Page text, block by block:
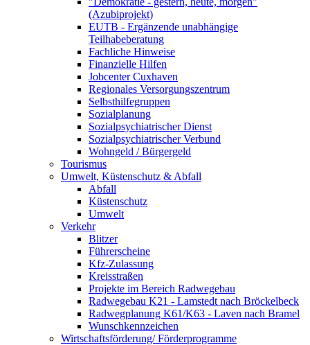
(Azubiprojekt)
EUTB - Ergänzende unabhängige
Teilhabeberatung
Fachliche Hinweise
Finanzielle Hilfen
Jobcenter Cuxhaven
Regionales Versorgungszentrum
Selbsthilfegruppen
Sozialplanung
Sozialpsychiatrischer Dienst
Sozialpsychiatrischer Verbund
Wohngeld / Bürgergeld
Tourismus
Umwelt, Küstenschutz & Abfall
Abfall
Küstenschutz
Umwelt
Verkehr
Blitzer
Führerscheine
Kfz-Zulassung
Kreisstraßen
Projekte im Bereich Radwegebau
Radwegebau K21 - Lamstedt nach Bröckelbeck
Radwegplanung K61/K63 - Laven nach Bramel
Wunschkennzeichen
Wirtschaftsförderung/ Förderprogramme